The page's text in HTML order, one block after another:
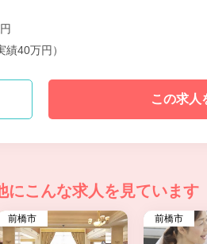
40万円）
この求人
にこんな求人を見ています
前橋市 前橋市